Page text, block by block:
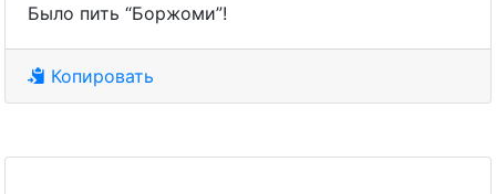
Было пить “Боржоми”!
Копировать